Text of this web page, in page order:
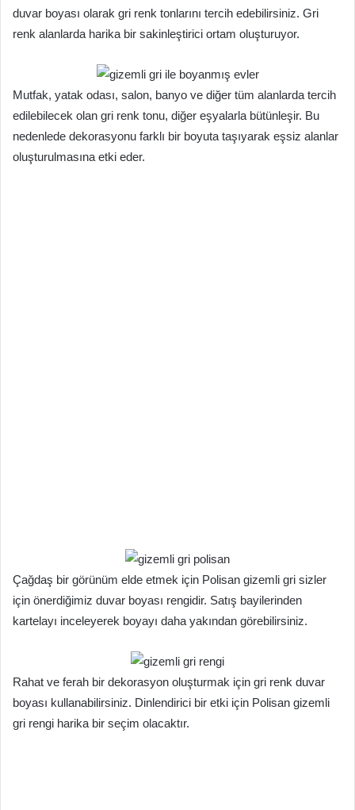
duvar boyası olarak gri renk tonlarını tercih edebilirsiniz. Gri
renk alanlarda harika bir sakinleştirici ortam oluşturuyor.
Mutfak, yatak odası, salon, banyo ve diğer tüm alanlarda tercih
edilebilecek olan gri renk tonu, diğer eşyalarla bütünleşir. Bu
nedenlede dekorasyonu farklı bir boyuta taşıyarak eşsiz alanlar
oluşturulmasına etki eder.
Çağdaş bir görünüm elde etmek için Polisan gizemli gri sizler
için önerdiğimiz duvar boyası rengidir. Satış bayilerinden
kartelayı inceleyerek boyayı daha yakından görebilirsiniz.
Rahat ve ferah bir dekorasyon oluşturmak için gri renk duvar
boyası kullanabilirsiniz. Dinlendirici bir etki için Polisan gizemli
gri rengi harika bir seçim olacaktır.